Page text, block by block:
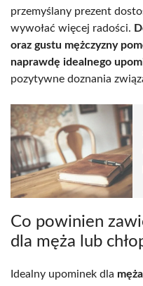
przemyślany prezent
wywołać więcej radości.
oraz gustu mężczyzny
naprawdę idealnego
pozytywne doznania
Co powinien
dla męża lub
Idealny upominek dla